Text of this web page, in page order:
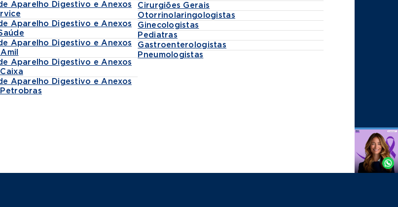
Aparelho Digestivo e Anexos
Aparelho Digestivo e Anexos
Aparelho Digestivo e Anexos
Aparelho Digestivo e Anexos
Aparelho Digestivo e Anexos
Cirurgiões Gerais
Otorrinolaringologistas
Ginecologistas
Pediatras
Gastroenterologistas
Pneumologistas
Agende
Whatsapp